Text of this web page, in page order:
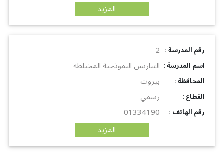
المزيد
: رقم المدرسة 2
: اسم المدرسة التباريس النموذجية المختلطة
: المحافظة بيروت
: القطاع رسمي
: رقم الهاتف
01334190
المزيد